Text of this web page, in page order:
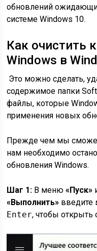
обновлений
системе Windows 10.
Как очистить
Windows в
Это можно сделать,
содержимое папки
файлы, которые
применения новых
Прежде чем мы
нам необходимо
обновления Windows.
Шаг 1: В меню«Пуск»
«Выполнить» введите
Enter, чтобы открыть